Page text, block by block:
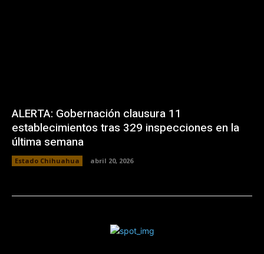
ALERTA: Gobernación clausura 11
establecimientos tras 329 inspecciones en la
última semana
Estado Chihuahua abril 20, 2026